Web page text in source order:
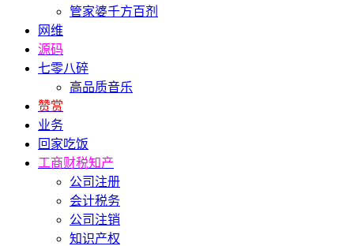
管家婆千方百剂
网维
源码
七零八碎
高品质音乐
赞赏
业务
回家吃饭
工商财税知产
公司注册
会计税务
公司注销
知识产权